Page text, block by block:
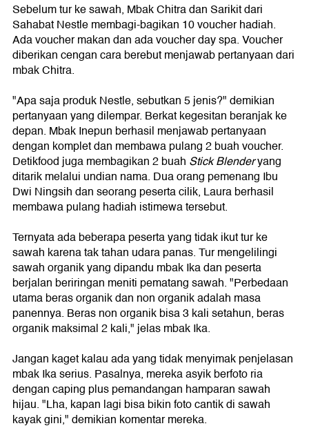
Sebelum tur ke sawah, Mbak Chitra dan Sarikit dari
Sahabat Nestle membagi-bagikan 10 voucher hadiah.
Ada voucher makan dan ada voucher day spa. Voucher
diberikan cengan cara berebut menjawab pertanyaan dari
mbak Chitra.
"Apa saja produk Nestle, sebutkan 5 jenis?" demikian
pertanyaan yang dilempar. Berkat kegesitan beranjak ke
depan. Mbak Inepun berhasil menjawab pertanyaan
dengan komplet dan membawa pulang 2 buah voucher.
Detikfood juga membagikan 2 buah Stick Blenderyang
ditarik melalui undian nama. Dua orang pemenang Ibu
Dwi Ningsih dan seorang peserta cilik, Laura berhasil
membawa pulang hadiah istimewa tersebut.
Ternyata ada beberapa peserta yang tidak ikut tur ke
sawah karena tak tahan udara panas. Tur mengelilingi
sawah organik yang dipandu mbak Ika dan peserta
berjalan beriringan meniti pematang sawah. "Perbedaan
utama beras organik dan non organik adalah masa
panennya. Beras non organik bisa 3 kali setahun, beras
organik maksimal 2 kali," jelas mbak Ika.
Jangan kaget kalau ada yang tidak menyimak penjelasan
mbak Ika serius. Pasalnya, mereka asyik berfoto ria
dengan caping plus pemandangan hamparan sawah
hijau. "Lha, kapan lagi bisa bikin foto cantik di sawah
kayak gini," demikian komentar mereka.